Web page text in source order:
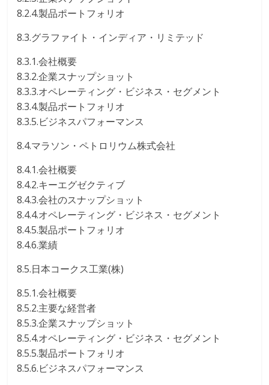
8.2.4.製品ポートフォリオ
8.3.グラファイト・インディア・リミテッド
8.3.1.会社概要
8.3.2.企業スナップショット
8.3.3.オペレーティング・ビジネス・セグメント
8.3.4.製品ポートフォリオ
8.3.5.ビジネスパフォーマンス
8.4.マラソン・ペトロリウム株式会社
8.4.1.会社概要
8.4.2.キーエグゼクティブ
8.4.3.会社のスナップショット
8.4.4.オペレーティング・ビジネス・セグメント
8.4.5.製品ポートフォリオ
8.4.6.業績
8.5.日本コークス工業(株)
8.5.1.会社概要
8.5.2.主要な経営者
8.5.3.企業スナップショット
8.5.4.オペレーティング・ビジネス・セグメント
8.5.5.製品ポートフォリオ
8.5.6.ビジネスパフォーマンス